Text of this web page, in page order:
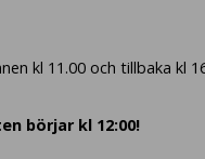
kl 11.00 och tillbaka kl
börjar kl 12:00!